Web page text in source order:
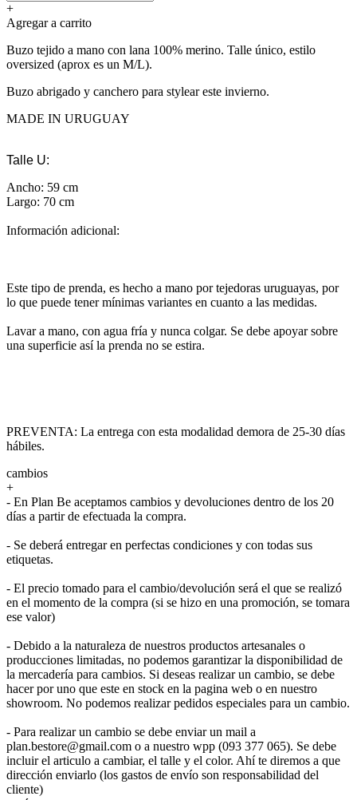
+
Agregar a carrito
Buzo tejido a mano con lana 100% merino. Talle único, estilo
oversized (aprox es un M/L).
Buzo abrigado y canchero para stylear este invierno.
MADE IN URUGUAY
Talle U:
Ancho: 59 cm
Largo: 70 cm
Información adicional:
Este tipo de prenda, es hecho a mano por tejedoras uruguayas, por
lo que puede tener mínimas variantes en cuanto a las medidas.
Lavar a mano, con agua fría y nunca colgar. Se debe apoyar sobre
una superficie así la prenda no se estira.
PREVENTA: La entrega con esta modalidad demora de 25-30 días
hábiles.
cambios
+
- En Plan Be aceptamos cambios y devoluciones dentro de los 20
días a partir de efectuada la compra.
- Se deberá entregar en perfectas condiciones y con todas sus
etiquetas.
- El precio tomado para el cambio/devolución será el que se realizó
en el momento de la compra (si se hizo en una promoción, se tomara
ese valor)
- Debido a la naturaleza de nuestros productos artesanales o
producciones limitadas, no podemos garantizar la disponibilidad de
la mercadería para cambios. Si deseas realizar un cambio, se debe
hacer por uno que este en stock en la pagina web o en nuestro
showroom. No podemos realizar pedidos especiales para un cambio.
- Para realizar un cambio se debe enviar un mail a
plan.bestore@gmail.com o a nuestro wpp (093 377 065). Se debe
incluir el articulo a cambiar, el talle y el color. Ahí te diremos a que
dirección enviarlo (los gastos de envío son responsabilidad del
cliente)